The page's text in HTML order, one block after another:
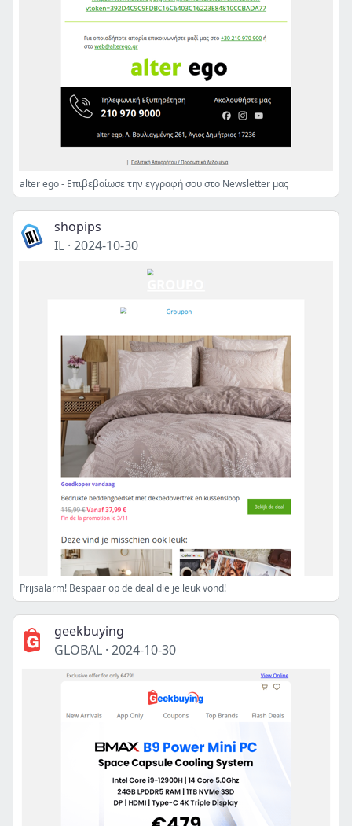
alter ego - Επιβεβαίωσε την εγγραφή σου στο Newsletter μας
shopips
IL · 2024-10-30
Prijsalarm! Bespaar op de deal die je leuk vond!
geekbuying
GLOBAL · 2024-10-30